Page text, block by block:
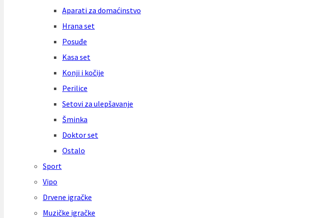
Aparati za domaćinstvo
Hrana set
Posuđe
Kasa set
Konji i kočije
Perilice
Setovi za ulepšavanje
Šminka
Doktor set
Ostalo
Sport
Vipo
Drvene igračke
Muzičke igračke